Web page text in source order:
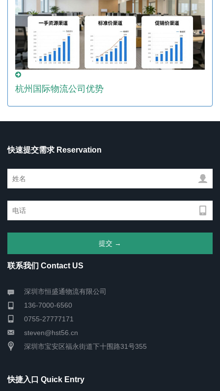
杭州国际物流公司优势
快速提交需求 Reservation
联系我们 Contact US
深圳市恒盛通物流有限公司
136-7000-6560
0755-27777171
steven@hst56.cn
深圳市宝安区福永街道下十围路31号355
快捷入口 Quick Entry